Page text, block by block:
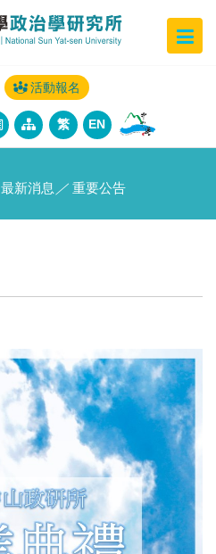
活動報名
繁 EN
最新消息 ／ 重要公告